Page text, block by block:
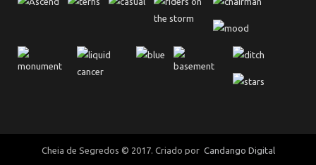
Cheia de Segredos © 2017. Criado por Candango Digital